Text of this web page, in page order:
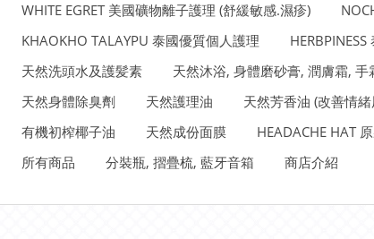
WHITE EGRET 美國礦物離子護理 (舒緩敏感.濕疹)
KHAOKHO TALAYPU 泰國優質個人護理
天然洗頭水及護髪素
天然沐浴, 身體磨砂膏, 潤膚霜, 手
天然身體除臭劑
天然護理油 天然芳香油 (改善情緒
有機初榨椰子油
天然成份面膜 HEADACHE HAT
所有商品
分裝瓶, 摺疊梳, 藍牙音箱 商店介紹